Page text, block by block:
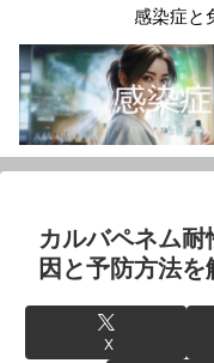
感染症と
カルバペネム
因と予防方法を
X